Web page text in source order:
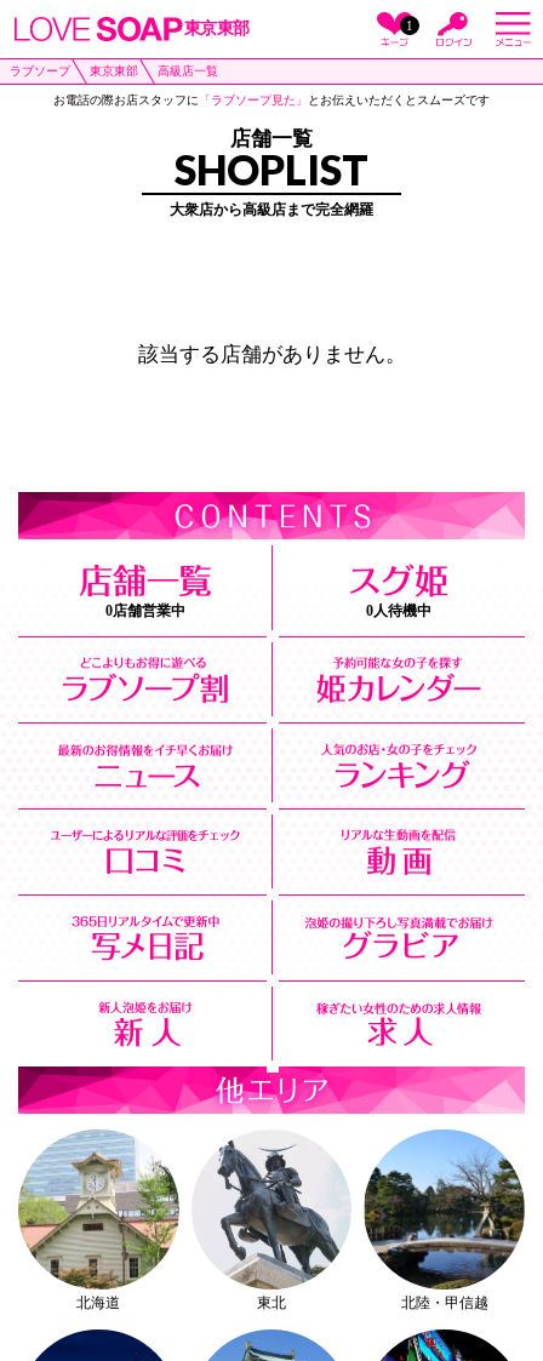
東京東部 1
ラブソープ 東京東部 高級店一覧
お電話の際お店スタッフに 「ラブソープ見た」 とお伝えいただくとスムーズです
店舗一覧
SHOPLIST
大衆店から高級店まで完全網羅
該当する店舗がありません。
0店舗営業中 0人待機中
北海道 東北 北陸・甲信越